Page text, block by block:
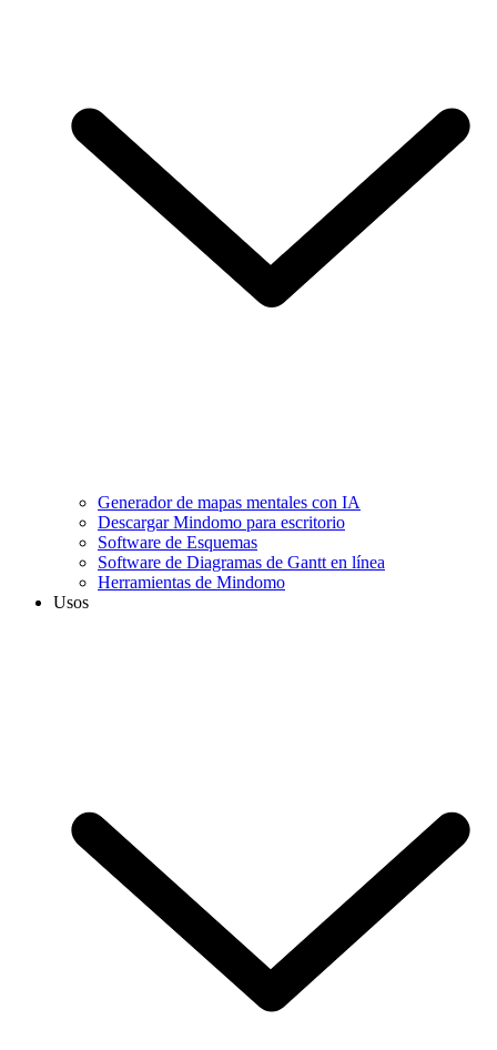
Generador de mapas mentales con IA
Descargar Mindomo para escritorio
Software de Esquemas
Software de Diagramas de Gantt en línea
Herramientas de Mindomo
Usos